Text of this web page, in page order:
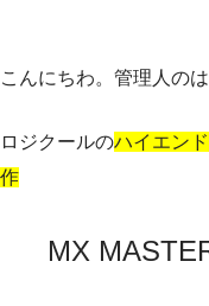
こんにちわ。管理人の
ロジクールのハイエン
作
MX